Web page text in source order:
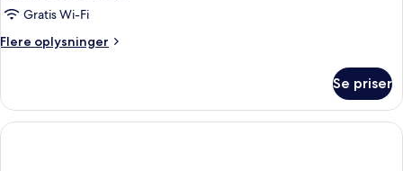
Gratis Wi-Fi
Flere oplysninger
Flere
Se priser